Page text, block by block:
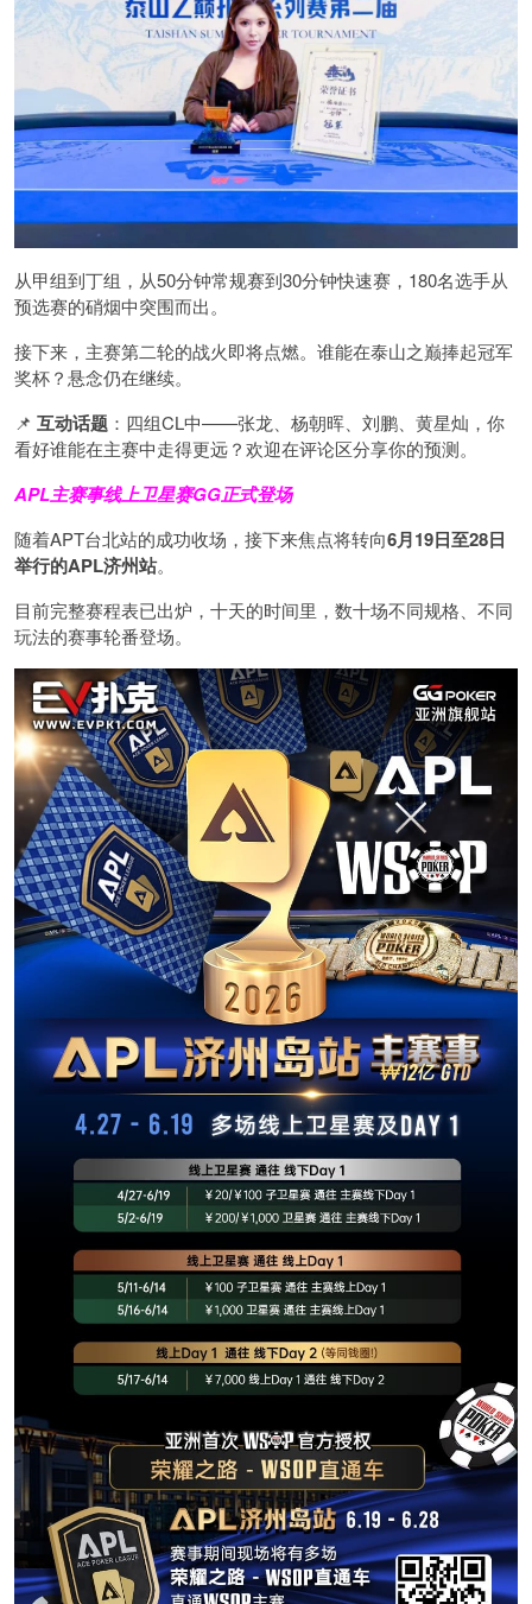
从甲组到丁组，从50分钟常规赛到30分钟快速赛，180名选手从
预选赛的硝烟中突围而出。
接下来，主赛第二轮的战火即将点燃。谁能在泰山之巅捧起冠军
奖杯？悬念仍在继续。
📌 互动话题 ：四组CL中——张龙、杨朝晖、刘鹏、黄星灿，你
看好谁能在主赛中走得更远？欢迎在评论区分享你的预测。
APL主赛事线上卫星赛GG正式登场
随着APT台北站的成功收场，接下来焦点将转向6月19日至28日
举行的APL济州站。
目前完整赛程表已出炉，十天的时间里，数十场不同规格、不同
玩法的赛事轮番登场。